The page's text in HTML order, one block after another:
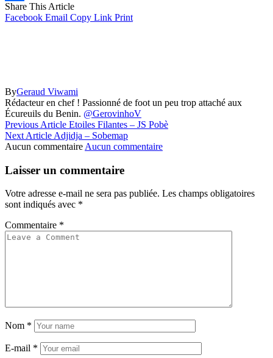
Partager
Share This Article
Facebook Email Copy Link Print
ByGeraud Viwami
Rédacteur en chef ! Passionné de foot un peu trop attaché aux
Écureuils du Benin. @GerovinhoV
Previous Article Etoiles Filantes – JS Pobè
Next Article Adjidja – Sobemap
Aucun commentaire Aucun commentaire
Laisser un commentaire
Votre adresse e-mail ne sera pas publiée. Les champs obligatoires
sont indiqués avec *
Commentaire *
Nom *
E-mail *